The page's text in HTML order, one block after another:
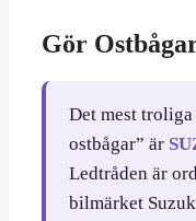
Gör
Det mest
ostbågar” är
Ledtråden är
bilmärket